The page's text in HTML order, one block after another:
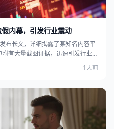
内幕，引发行业震动
布长文，详细揭露了某知名内容平
有大量截图证据，迅速引发行业广
1天前